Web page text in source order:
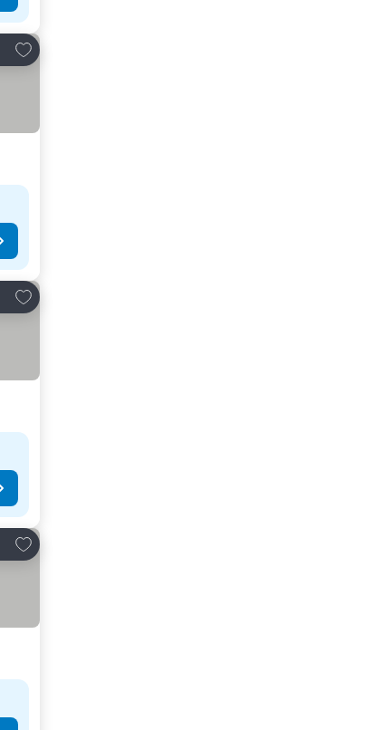
Dodati u favorite
Dodati u favorite
Dodati u favorite